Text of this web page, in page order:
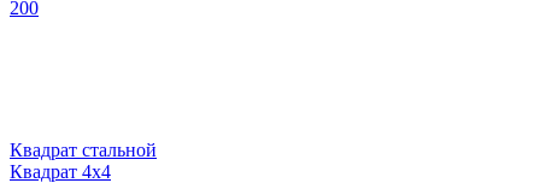
200
Квадрат стальной
Квадрат 4х4